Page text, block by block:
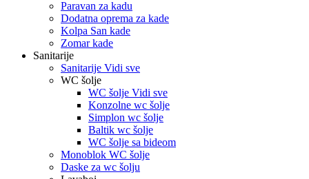
Paravan za kadu
Dodatna oprema za kade
Kolpa San kade
Zomar kade
Sanitarije
Sanitarije Vidi sve
WC šolje
WC šolje Vidi sve
Konzolne wc šolje
Simplon wc šolje
Baltik wc šolje
WC šolje sa bideom
Monoblok WC šolje
Daske za wc šolju